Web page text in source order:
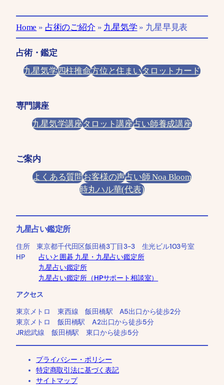
Home » 占術のご紹介 » 九星気学 » 九星早見表
占術・鑑定
九星気学四柱推命方位と住まいタロットカード
専門講座
九星気学講座タロット講座占い師養成講座
ご案内
よくある質問お客様の声占い師 Noa Bloom
時丸ハル華(代表)
九星占い鑑定所
住所 東京都千代田区飯田橋3丁目3-3 生光ビル103号室
HP占いと囲碁 九星・九星占い鑑定所
九星占い鑑定所
九星占い鑑定所（HPサポート相談室）
アクセス
東京メトロ 東西線 飯田橋駅 A5出口から徒歩2分
東京メトロ 飯田橋駅 A2出口から徒歩5分
JR総武線 飯田橋駅 東口から徒歩5分
プライバシー・ポリシー
特定商取引法に基づく表記
サイトマップ